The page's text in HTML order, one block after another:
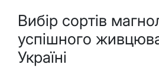
Вибір сортів
успішного
Україні